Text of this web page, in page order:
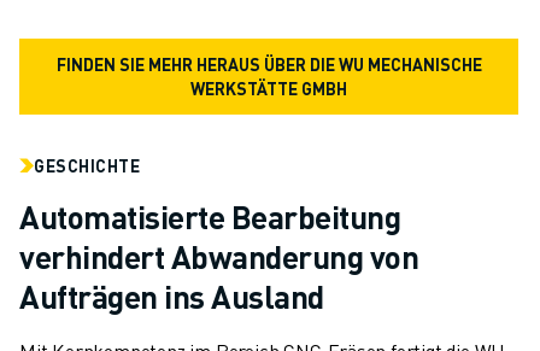
FINDEN SIE MEHR HERAUS ÜBER DIE WU MECHANISCHE
WERKSTÄTTE GMBH
GESCHICHTE
Automatisierte Bearbeitung
verhindert Abwanderung von
Aufträgen ins Ausland